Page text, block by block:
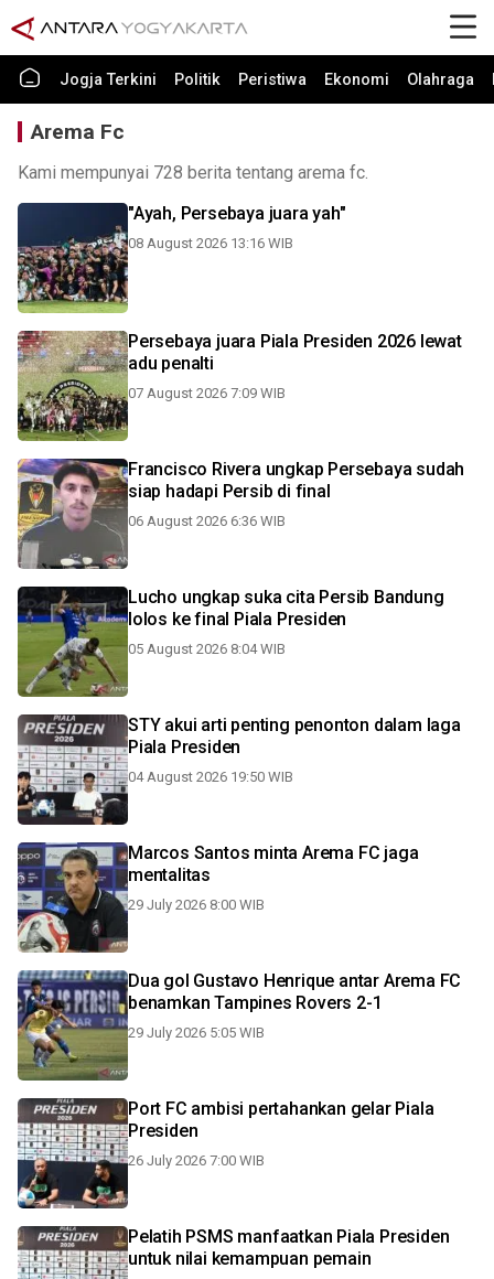
Jogja Terkini Politik Peristiwa Ekonomi Olahraga
Arema Fc
Kami mempunyai 728 berita tentang arema fc.
"Ayah, Persebaya juara yah"
08 August 2026 13:16 WIB
Persebaya juara Piala Presiden 2026 lewat
adu penalti
07 August 2026 7:09 WIB
Francisco Rivera ungkap Persebaya sudah
siap hadapi Persib di final
06 August 2026 6:36 WIB
Lucho ungkap suka cita Persib Bandung
lolos ke final Piala Presiden
05 August 2026 8:04 WIB
STY akui arti penting penonton dalam laga
Piala Presiden
04 August 2026 19:50 WIB
Marcos Santos minta Arema FC jaga
mentalitas
29 July 2026 8:00 WIB
Dua gol Gustavo Henrique antar Arema FC
benamkan Tampines Rovers 2-1
29 July 2026 5:05 WIB
Port FC ambisi pertahankan gelar Piala
Presiden
26 July 2026 7:00 WIB
Pelatih PSMS manfaatkan Piala Presiden
untuk nilai kemampuan pemain